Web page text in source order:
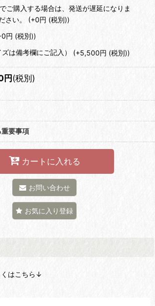
ご購入する場合は、発送が遅延になりま
さい。 (+0円 (税別))
円 (税別))
は備考欄にご記入） (+5,500円 (税別))
円(税別)
要事項
カートに入れる
お問い合わせ
お気に入り登録
はこちら↓